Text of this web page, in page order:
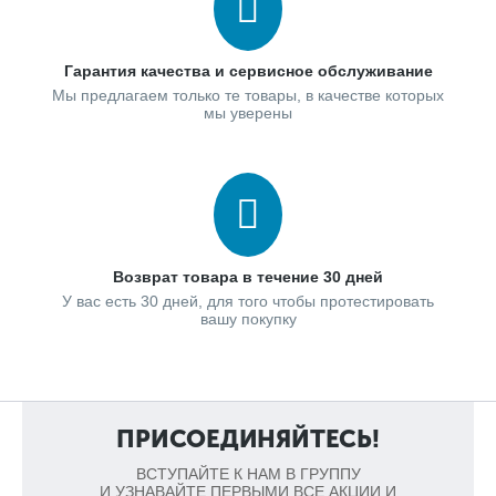
Вентилируемый фасад не является герметичным и капли
дождя могут попадать в воздушную прослойку, где
беспрепятственно стекают вниз по стартовой планке. При
этом фасад здания остается сухим и не подвергается
внешнему воздействию.
3. Отсутствие нагрева основного фасада здания.
Вентилируемый фасад KMEW нагреваясь, передает
тепловую энергию воздушной прослойке. Теплый воздух
поднимается вверх, освобождая место охлажденному, тем
самым, исключая нагрев основного фасада здания.
Конструкция вентилируемого фасада KMEW в разрезе
Вентилируемый фасад KMEW соответствует мировым
стандартам качества и имеет технологичную конструкцию,
позволяющую реализовать принципы естественной
вентиляции. Внизу конструкции расположено входное
Гарантия качества и сервисное обслуживание
Мы предлагаем только те товары, в качестве которых
мы уверены
Возврат товара в течение 30 дней
У вас есть 30 дней, для того чтобы протестировать
вашу покупку
ПРИСОЕДИНЯЙТЕСЬ!
ВСТУПАЙТЕ К НАМ В ГРУППУ
И УЗНАВАЙТЕ ПЕРВЫМИ ВСЕ АКЦИИ И